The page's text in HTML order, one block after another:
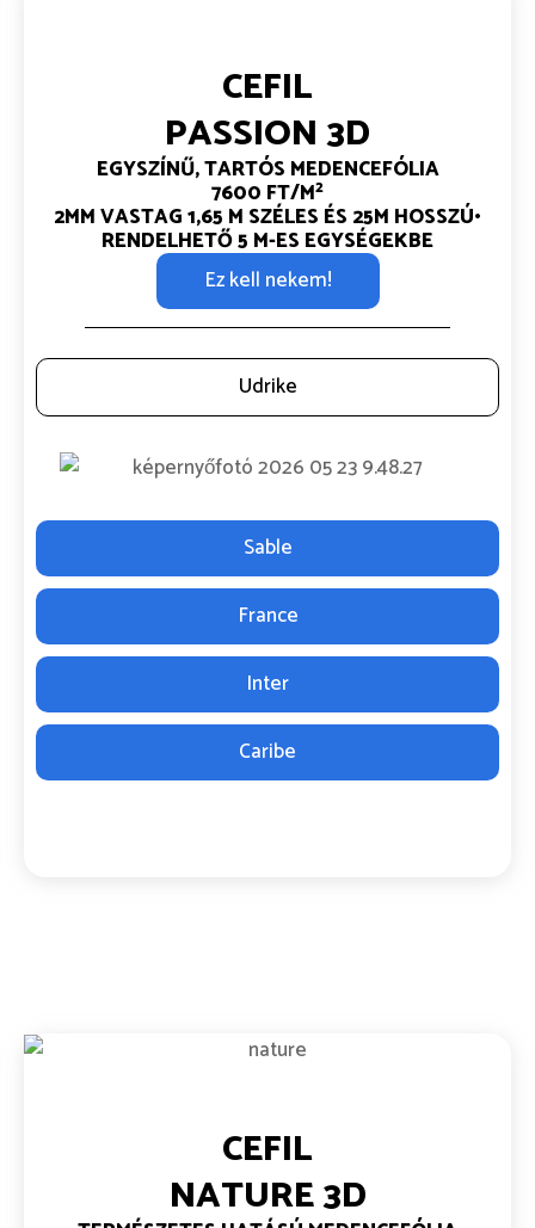
CEFIL
PASSION 3D
EGYSZÍNŰ, TARTÓS MEDENCEFÓLIA
7600 FT/M2
2MM VASTAG1,65 M SZÉLES ÉS 25M HOSSZÚ•
RENDELHETŐ 5 M-ES EGYSÉGEKBE
Ez kell nekem!
Udrike
Sable
France
Inter
Caribe
CEFIL
NATURE 3D